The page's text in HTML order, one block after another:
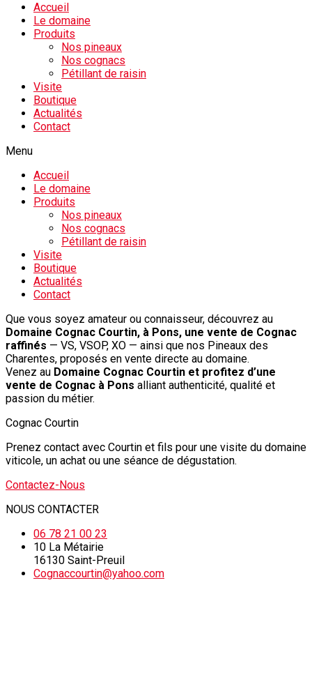
Accueil
Le domaine
Produits
Nos pineaux
Nos cognacs
Pétillant de raisin
Visite
Boutique
Actualités
Contact
Menu
Accueil
Le domaine
Produits
Nos pineaux
Nos cognacs
Pétillant de raisin
Visite
Boutique
Actualités
Contact
Que vous soyez amateur ou connaisseur, découvrez au
Domaine Cognac Courtin, à Pons, une vente de Cognac
raffinés — VS, VSOP, XO — ainsi que nos Pineaux des
Charentes, proposés en vente directe au domaine.
Venez au Domaine Cognac Courtin et profitez d’une
vente de Cognac à Pons alliant authenticité, qualité et
passion du métier.
Cognac Courtin
Prenez contact avec Courtin et fils pour une visite du domaine
viticole, un achat ou une séance de dégustation.
Contactez-Nous
NOUS CONTACTER
06 78 21 00 23
10 La Métairie
16130 Saint-Preuil
Cognaccourtin@yahoo.com